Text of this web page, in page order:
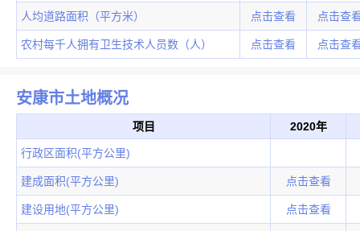
人均道路面积（平方米） 点击查看 点击查
农村每千人拥有卫生技术人员数（人） 点击查看 点击查
安康市土地概况
项目 2020年
行政区面积(平方公里)
建成面积(平方公里) 点击查看
建设用地(平方公里) 点击查看